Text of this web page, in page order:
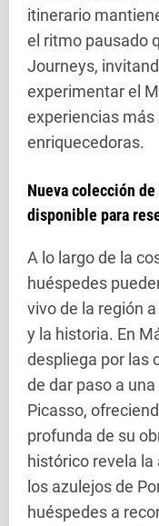
itinerario
el ritmo pausado
Journeys,
experimentar el
experiencias
enriquecedoras.
Nueva colección
disponible para
A lo largo de la
huéspedes
vivo de la región
y la historia. En
despliega por las
de dar paso a
Picasso,
profunda de su
histórico revela
los azulejos de
huéspedes a